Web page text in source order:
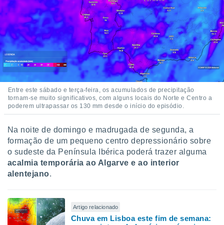
Entre este sábado e terça-feira, os acumulados de precipitação
tornam-se muito significativos, com alguns locais do Norte e Centro a
poderem ultrapassar os 130 mm desde o início do episódio.
Na noite de domingo e madrugada de segunda, a
formação de um pequeno centro depressionário sobre
o sudeste da Península Ibérica poderá trazer alguma
acalmia temporária ao Algarve e ao interior
alentejano.
Artigo relacionado
Chuva em Lisboa este fim de semana: